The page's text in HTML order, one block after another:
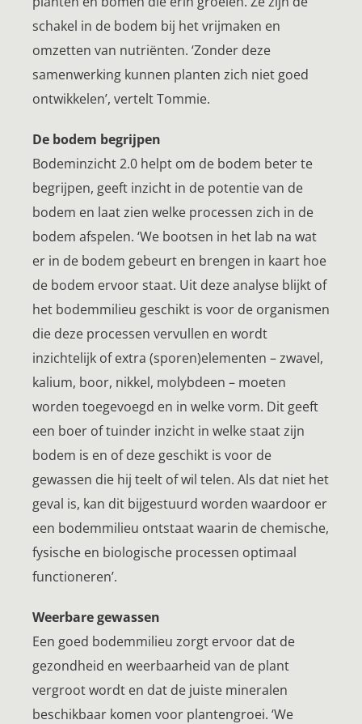
schakel in de bodem bij het vrijmaken en
omzetten van nutriënten. ‘Zonder deze
samenwerking kunnen planten zich niet goed
ontwikkelen’, vertelt Tommie.
De bodem begrijpen
Bodeminzicht 2.0 helpt om de bodem beter te
begrijpen, geeft inzicht in de potentie van de
bodem en laat zien welke processen zich in de
bodem afspelen. ‘We bootsen in het lab na wat
er in de bodem gebeurt en brengen in kaart hoe
de bodem ervoor staat. Uit deze analyse blijkt of
het bodemmilieu geschikt is voor de organismen
die deze processen vervullen en wordt
inzichtelijk of extra (sporen)elementen – zwavel,
kalium, boor, nikkel, molybdeen – moeten
worden toegevoegd en in welke vorm. Dit geeft
een boer of tuinder inzicht in welke staat zijn
bodem is en of deze geschikt is voor de
gewassen die hij teelt of wil telen. Als dat niet het
geval is, kan dit bijgestuurd worden waardoor er
een bodemmilieu ontstaat waarin de chemische,
fysische en biologische processen optimaal
functioneren’.
Weerbare gewassen
Een goed bodemmilieu zorgt ervoor dat de
gezondheid en weerbaarheid van de plant
vergroot wordt en dat de juiste mineralen
beschikbaar komen voor plantengroei. ‘We